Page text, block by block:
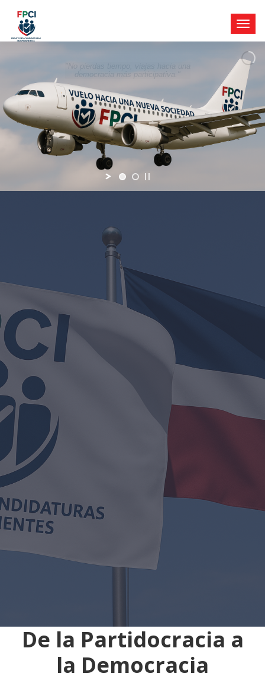
"No pierdas tiempo, viajas hacia una
democracia más participativa."
De la Partidocracia a
la Democracia